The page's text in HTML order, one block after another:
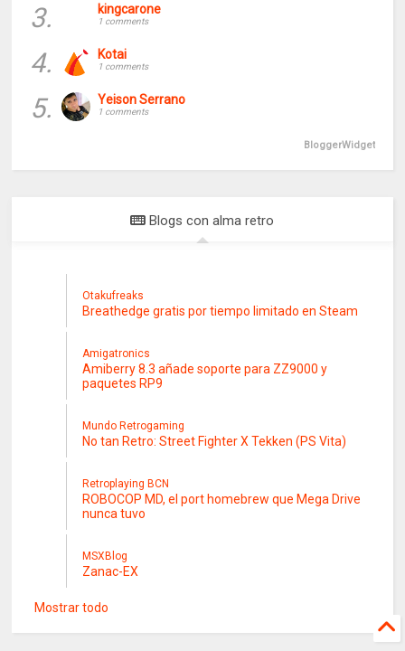
3. kingcarone
1 comments
4. Kotai
1 comments
5. Yeison Serrano
1 comments
BloggerWidget
Blogs con alma retro
Otakufreaks
Breathedge gratis por tiempo limitado en Steam
Amigatronics
Amiberry 8.3 añade soporte para ZZ9000 y
paquetes RP9
Mundo Retrogaming
No tan Retro: Street Fighter X Tekken (PS Vita)
Retroplaying BCN
ROBOCOP MD, el port homebrew que Mega Drive
nunca tuvo
MSXBlog
Zanac-EX
Mostrar todo